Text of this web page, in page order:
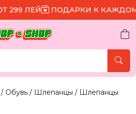
ПОДАРКИ К КАЖДОМУ ЗАКАЗУ
/ Обувь / Шлепанцы / Шлепанцы